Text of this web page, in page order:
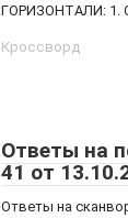
ГОРИЗОНТАЛИ: 1.
Кроссворд
Ответы на
41 от
Ответы на